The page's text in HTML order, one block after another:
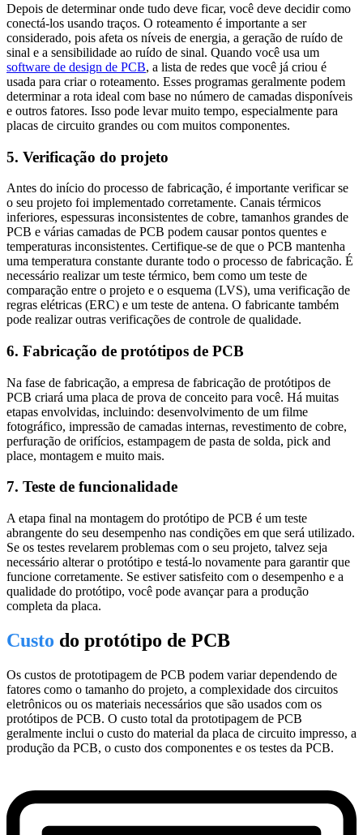
Depois de determinar onde tudo deve ficar, você deve decidir como
conectá-los usando traços. O roteamento é importante a ser
considerado, pois afeta os níveis de energia, a geração de ruído de
sinal e a sensibilidade ao ruído de sinal. Quando você usa um
software de design de PCB, a lista de redes que você já criou é
usada para criar o roteamento. Esses programas geralmente podem
determinar a rota ideal com base no número de camadas disponíveis
e outros fatores. Isso pode levar muito tempo, especialmente para
placas de circuito grandes ou com muitos componentes.
5. Verificação do projeto
Antes do início do processo de fabricação, é importante verificar se
o seu projeto foi implementado corretamente. Canais térmicos
inferiores, espessuras inconsistentes de cobre, tamanhos grandes de
PCB e várias camadas de PCB podem causar pontos quentes e
temperaturas inconsistentes. Certifique-se de que o PCB mantenha
uma temperatura constante durante todo o processo de fabricação. É
necessário realizar um teste térmico, bem como um teste de
comparação entre o projeto e o esquema (LVS), uma verificação de
regras elétricas (ERC) e um teste de antena. O fabricante também
pode realizar outras verificações de controle de qualidade.
6. Fabricação de protótipos de PCB
Na fase de fabricação, a empresa de fabricação de protótipos de
PCB criará uma placa de prova de conceito para você. Há muitas
etapas envolvidas, incluindo: desenvolvimento de um filme
fotográfico, impressão de camadas internas, revestimento de cobre,
perfuração de orifícios, estampagem de pasta de solda, pick and
place, montagem e muito mais.
7. Teste de funcionalidade
A etapa final na montagem do protótipo de PCB é um teste
abrangente do seu desempenho nas condições em que será utilizado.
Se os testes revelarem problemas com o seu projeto, talvez seja
necessário alterar o protótipo e testá-lo novamente para garantir que
funcione corretamente. Se estiver satisfeito com o desempenho e a
qualidade do protótipo, você pode avançar para a produção
completa da placa.
Custo do protótipo de PCB
Os custos de prototipagem de PCB podem variar dependendo de
fatores como o tamanho do projeto, a complexidade dos circuitos
eletrônicos ou os materiais necessários que são usados com os
protótipos de PCB. O custo total da prototipagem de PCB
geralmente inclui o custo do material da placa de circuito impresso, a
produção da PCB, o custo dos componentes e os testes da PCB.